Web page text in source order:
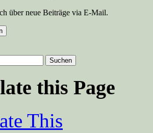
über neue Beiträge via E-Mail.
this Page
This